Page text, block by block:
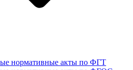
нормативные акты по ФГТ